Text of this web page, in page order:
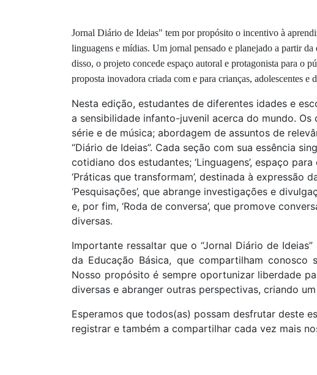
Jornal Diário de Ideias" tem por propósito o incentivo à
linguagens e mídias. Um jornal pensado e planejado a partir da
disso, o projeto concede espaço autoral e protagonista para o
proposta inovadora criada com e para crianças, adolescentes e
Nesta edição, estudantes de diferentes idades e
a sensibilidade infanto-juvenil acerca do mundo.
série e de música; abordagem de assuntos de
“Diário de Ideias”. Cada seção com sua essência
cotidiano dos estudantes; ‘Linguagens’, espaço
‘Práticas que transformam’, destinada à
‘Pesquisações’, que abrange investigações e
e, por fim, ‘Roda de conversa’, que promove
diversas.
Importante ressaltar que o “Jornal Diário de
da Educação Básica, que compartilham conosco
Nosso propósito é sempre oportunizar liberdade
diversas e abranger outras perspectivas,
Esperamos que todos(as) possam desfrutar deste
registrar e também a compartilhar cada vez mais